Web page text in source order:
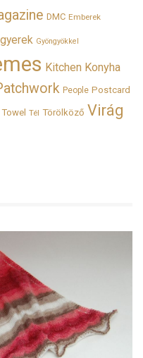
DMC Emberek
gyerek Gyöngyökkel
Kitchen Konyha
People Postcard
Towel Tél Törölköző Virág